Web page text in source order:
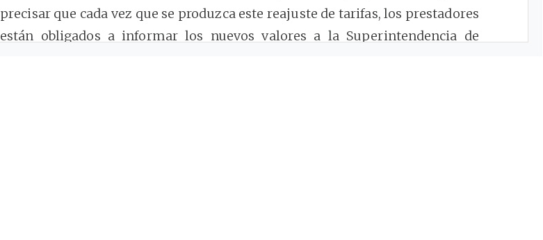
precisar que cada vez que se produzca este reajuste de tarifas, los prestadores
están obligados a informar los nuevos valores a la Superintendencia de